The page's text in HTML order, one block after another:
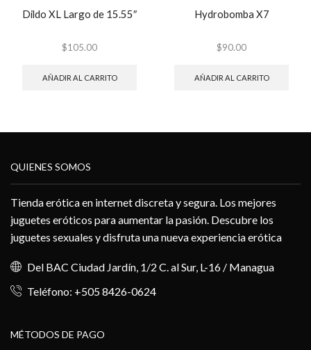
Dildo XL Largo de 15.55″
$105.00
AÑADIR AL CARRITO
Hydrobomba X7
$90.00
AÑADIR AL CARRITO
QUIENES SOMOS
Tienda erótica en internet discreta y segura. Los mejores
juguetes eróticos para aumentar la pasión. Descubre los
juguetes sexuales y disfruta una nueva experiencia erótica
Del BAC Ciudad Jardín, 1/2 C. al Sur, L-16 / Managua
Teléfono: +505 8426-0624
MÉTODOS DE PAGO